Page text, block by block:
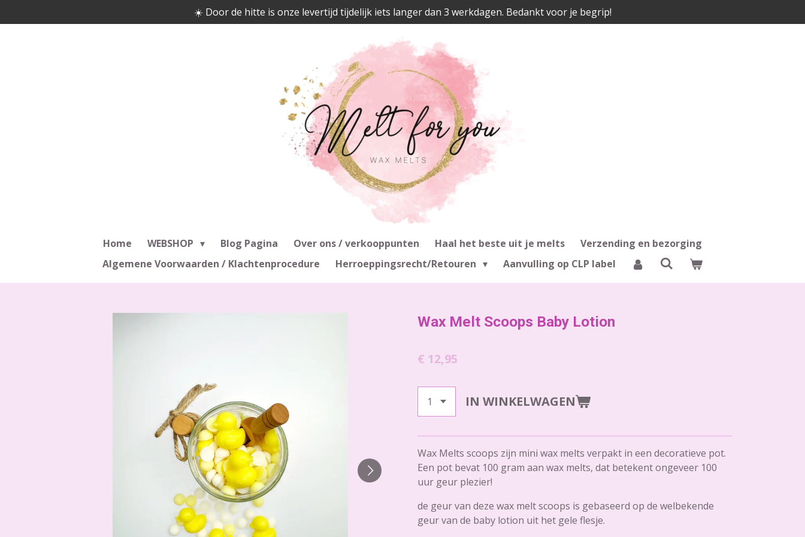
direct
☀️ Door de hitte is onze levertijd tijdelijk iets langer dan 3 werkdagen. Bedankt voor je begrip!
Home WEBSHOP Blog Pagina Over ons / verkooppunten Haal het beste uit je melts
Verzending en bezorging
Algemene Voorwaarden / Klachtenprocedure
Herroeppingsrecht/Retouren Aanvulling op CLP label
Wax Melt Scoops Baby Lotion
€ 12,95
IN WINKELWAGEN
Wax Melts scoops zijn mini wax melts verpakt in een decoratieve pot.
Een pot bevat 100 gram aan wax melts, dat betekent ongeveer 100
uur geur plezier!
de geur van deze wax melt scoops is gebaseerd op de welbekende
geur van de baby lotion uit het gele flesje.